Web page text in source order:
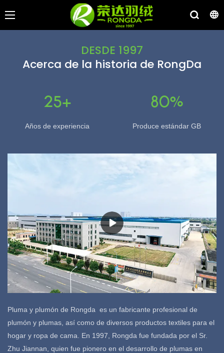
DESDE 1997
Acerca de la historia de RongDa
25+
Años de experiencia
80%
Produce estándar GB
Pluma y plumón de Rongda es un fabricante profesional de
plumón y plumas, así como de diversos productos textiles para el
hogar y ropa de cama. En 1997, Rongda fue fundada por el Sr.
Zhu Jiannan, quien fue pionero en el desarrollo de plumas en